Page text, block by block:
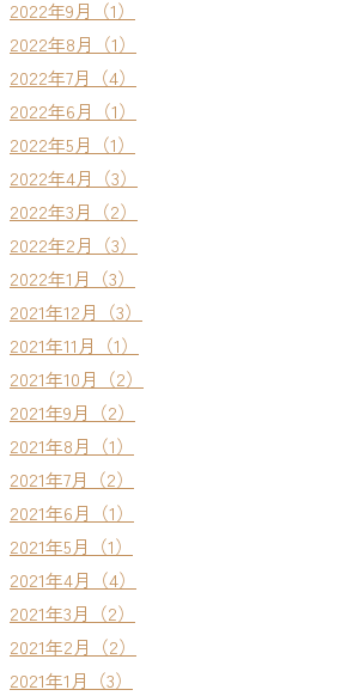
2022年9月（1）
2022年8月（1）
2022年7月（4）
2022年6月（1）
2022年5月（1）
2022年4月（3）
2022年3月（2）
2022年2月（3）
2022年1月（3）
2021年12月（3）
2021年11月（1）
2021年10月（2）
2021年9月（2）
2021年8月（1）
2021年7月（2）
2021年6月（1）
2021年5月（1）
2021年4月（4）
2021年3月（2）
2021年2月（2）
2021年1月（3）